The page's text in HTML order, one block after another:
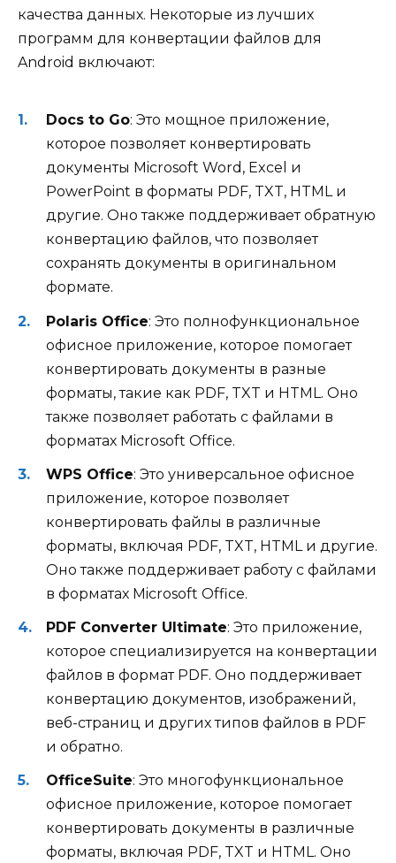
качества данных. Некоторые из лучших
программ для конвертации файлов для
Android включают:
Docs to Go: Это мощное приложение,
которое позволяет конвертировать
документы Microsoft Word, Excel и
PowerPoint в форматы PDF, TXT, HTML и
другие. Оно также поддерживает обратную
конвертацию файлов, что позволяет
сохранять документы в оригинальном
формате.
Polaris Office: Это полнофункциональное
офисное приложение, которое помогает
конвертировать документы в разные
форматы, такие как PDF, TXT и HTML. Оно
также позволяет работать с файлами в
форматах Microsoft Office.
WPS Office: Это универсальное офисное
приложение, которое позволяет
конвертировать файлы в различные
форматы, включая PDF, TXT, HTML и другие.
Оно также поддерживает работу с файлами
в форматах Microsoft Office.
PDF Converter Ultimate: Это приложение,
которое специализируется на конвертации
файлов в формат PDF. Оно поддерживает
конвертацию документов, изображений,
веб-страниц и других типов файлов в PDF
и обратно.
OfficeSuite: Это многофункциональное
офисное приложение, которое помогает
конвертировать документы в различные
форматы, включая PDF, TXT и HTML. Оно